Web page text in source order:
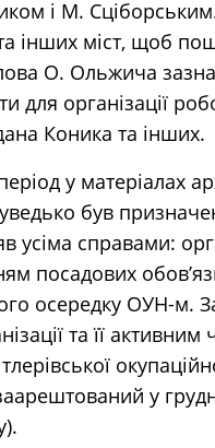
і М.
інших міст, щоб
О. Ольжича
для організації
Коника та інших.
у матеріалах
був
усіма справами:
посадових
осередку ОУН-м.
та її
у